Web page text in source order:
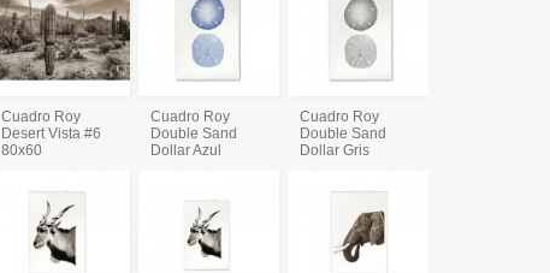
Cuadro Roy
Desert Vista #6
80x60
Cuadro Roy
Double Sand
Dollar Azul
Cuadro Roy
Double Sand
Dollar Gris